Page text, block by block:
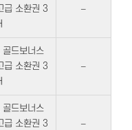
급 소환권 3
–
드보너스
급 소환권 3
–
드보너스
급 소환권 3
–